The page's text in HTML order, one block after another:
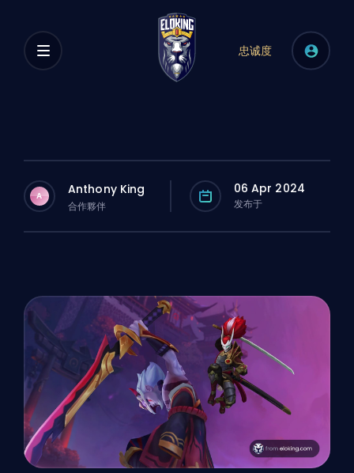
忠诚度
A Anthony King
合作夥伴
06 Apr 2024
发布于